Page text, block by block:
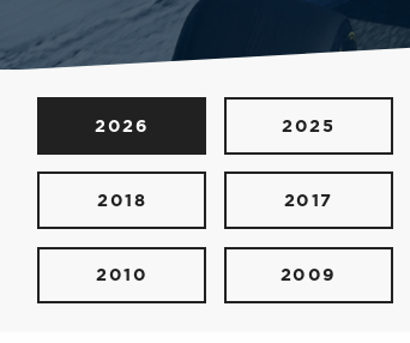
2026 2025
2018 2017
2010 2009